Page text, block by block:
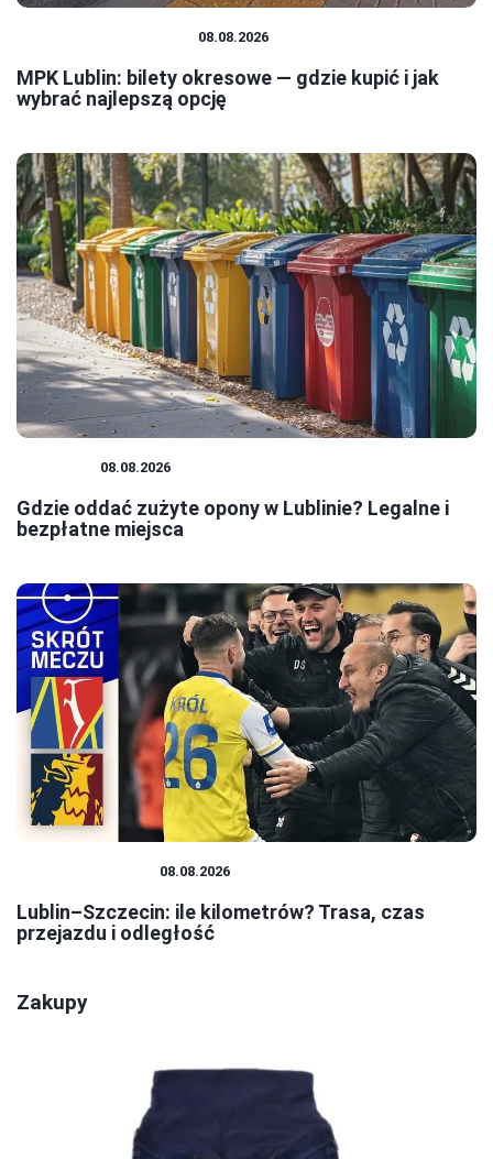
08.08.2026
MPK Lublin: bilety okresowe — gdzie kupić i jak
wybrać najlepszą opcję
08.08.2026
Gdzie oddać zużyte opony w Lublinie? Legalne i
bezpłatne miejsca
08.08.2026
Lublin–Szczecin: ile kilometrów? Trasa, czas
przejazdu i odległość
Zakupy